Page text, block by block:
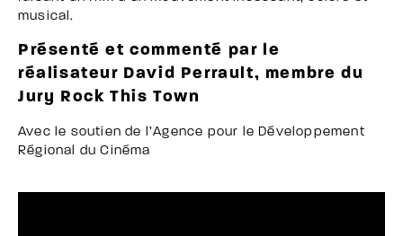
musical.
Présenté et commenté par le
réalisateur David Perrault, membre du
Jury Rock This Town
Avec le soutien de l’Agence pour le Développement
Régional du Cinéma